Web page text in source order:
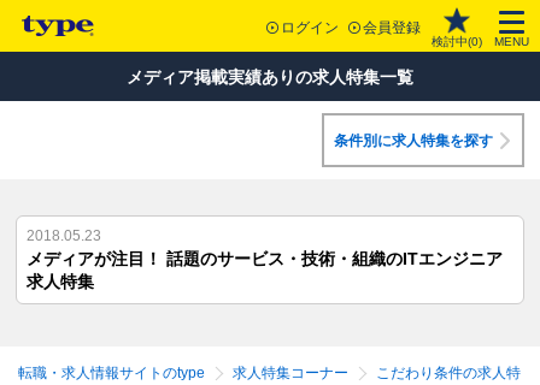
ログイン 会員登録
検討中(0) MENU
メディア掲載実績ありの求人特集一覧
条件別に求人特集を探す
2018.05.23
メディアが注目！ 話題のサービス・技術・組織のITエンジニア
求人特集
転職・求人情報サイトのtype 求人特集コーナー
こだわり条件の求人特